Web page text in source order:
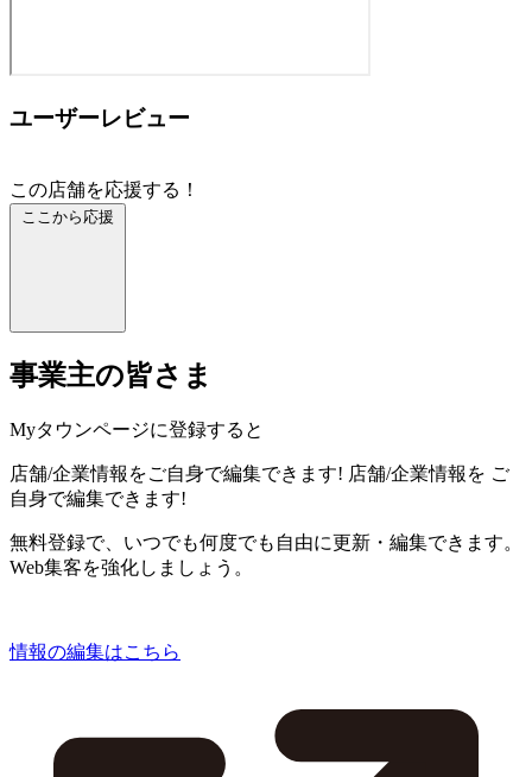
ユーザーレビュー
この店舗を応援する！
ここから応援
事業主の皆さま
Myタウンページに登録すると
店舗/企業情報をご自身で編集できます! 店舗/企業情報を ご
自身で編集できます!
無料登録で、いつでも何度でも自由に更新・編集できます。
Web集客を強化しましょう。
情報の編集はこちら